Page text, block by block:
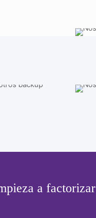
a factorizar